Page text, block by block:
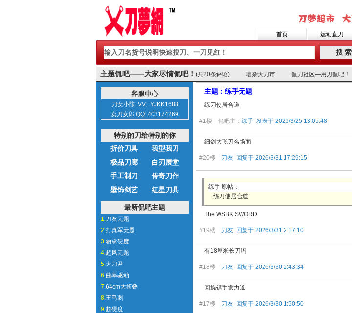
首页 运动直刀
搜 索
主题侃吧——大家尽情侃吧！ (共20条评论) 嘈杂大刀市 侃刀社区—用刀侃吧！
客服中心
刀女小陈 VV: YJKK1688
卖刀女郎 QQ: 403174269
特别的刀给特别的你
折价刀具
我型我刀
极品刀廊
白刃展堂
手工制刀
传奇刀作
壁饰剑艺
红星刀具
最新侃吧主题
1.刀友无题
2.打真军无题
3.轴承硬度
4.超风无题
5.大刀尹
6.曲率驱动
7.64cm大折叠
8.王马刺
9.超硬度
主题：练手无题
练刀使居合道
#1楼 侃吧主： 练手 发表于 2026/3/25 13:05:48
细剑大飞刀名场面
#20楼 刀友 回复于 2026/3/31 17:29:15
练手 原帖：
练刀使居合道
The WSBK SWORD
#19楼 刀友 回复于 2026/3/31 2:17:10
有18厘米长刀吗
#18楼 刀友 回复于 2026/3/30 2:43:34
回旋镖手发力道
#17楼 刀友 回复于 2026/3/30 1:50:50